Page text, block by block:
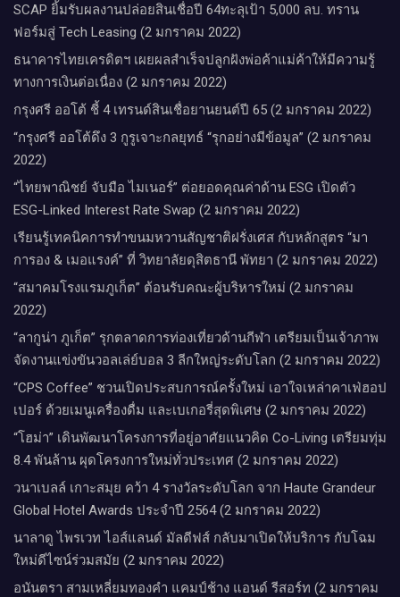
SCAP ยิ้มรับผลงานปล่อยสินเชื่อปี 64ทะลุเป้า 5,000 ลบ. ทราน
ฟอร์มสู่ Tech Leasing (2 มกราคม 2022)
ธนาคารไทยเครดิตฯ เผยผลสำเร็จปลูกฝังพ่อค้าแม่ค้าให้มีความรู้
ทางการเงินต่อเนื่อง (2 มกราคม 2022)
กรุงศรี ออโต้ ชี้ 4 เทรนด์สินเชื่อยานยนต์ปี 65 (2 มกราคม 2022)
“กรุงศรี ออโต้ดึง 3 กูรูเจาะกลยุทธ์ “รุกอย่างมีข้อมูล” (2 มกราคม
2022)
“ไทยพาณิชย์ จับมือ ไมเนอร์” ต่อยอดคุณค่าด้าน ESG เปิดตัว
ESG-Linked Interest Rate Swap (2 มกราคม 2022)
เรียนรู้เทคนิคการทำขนมหวานสัญชาติฝรั่งเศส กับหลักสูตร “มา
การอง & เมอแรงค์” ที่ วิทยาลัยดุสิตธานี พัทยา (2 มกราคม 2022)
“สมาคมโรงแรมภูเก็ต” ต้อนรับคณะผู้บริหารใหม่ (2 มกราคม
2022)
“ลากูน่า ภูเก็ต” รุกตลาดการท่องเที่ยวด้านกีฬา เตรียมเป็นเจ้าภาพ
จัดงานแข่งขันวอลเล่ย์บอล 3 ลีกใหญ่ระดับโลก (2 มกราคม 2022)
“CPS Coffee” ชวนเปิดประสบการณ์ครั้งใหม่ เอาใจเหล่าคาเฟ่ฮอป
เปอร์ ด้วยเมนูเครื่องดื่ม และเบเกอรี่สุดพิเศษ (2 มกราคม 2022)
“โฮม่า” เดินพัฒนาโครงการที่อยู่อาศัยแนวคิด Co-Living เตรียมทุ่ม
8.4 พันล้าน ผุดโครงการใหม่ทั่วประเทศ (2 มกราคม 2022)
วนาเบลล์ เกาะสมุย คว้า 4 รางวัลระดับโลก จาก Haute Grandeur
Global Hotel Awards ประจำปี 2564 (2 มกราคม 2022)
นาลาดู ไพรเวท ไอส์แลนด์ มัลดีฟส์ กลับมาเปิดให้บริการ กับโฉม
ใหม่ดีไซน์ร่วมสมัย (2 มกราคม 2022)
อนันตรา สามเหลี่ยมทองคำ แคมป์ช้าง แอนด์ รีสอร์ท (2 มกราคม